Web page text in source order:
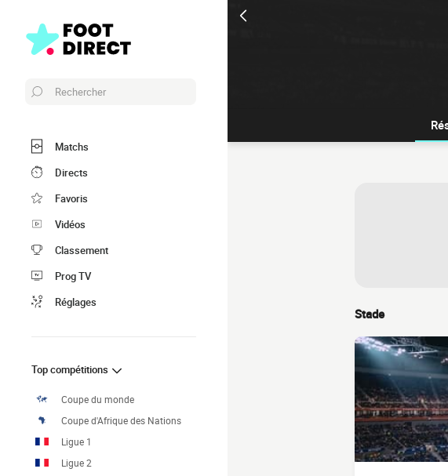
Rechercher
Matchs
Directs
Favoris
Vidéos
Classement
Prog TV
Réglages
Top compétitions
Coupe du monde
Coupe d'Afrique des Nations
Ligue 1
Ligue 2
Stade